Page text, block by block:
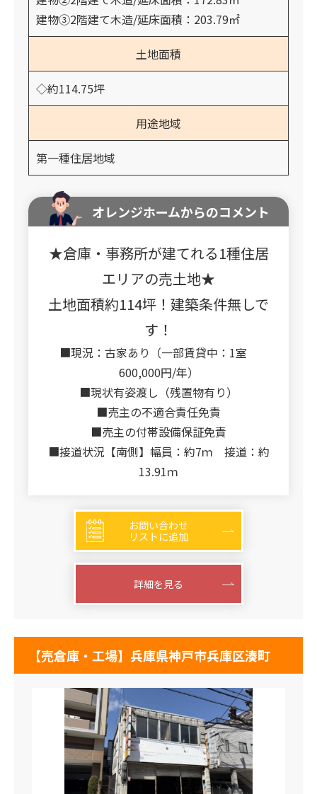
建物③2階建て木造/延床面積：203.79㎡
土地面積
◇約114.75坪
用途地域
第一種住居地域
オレンジホームからのコメント
★倉庫・事務所が建てれる1種住居
エリアの売土地★
土地面積約114坪！建築条件無しで
す！
■現況：古家あり（一部賃貸中：1室
600,000円/年）
■現状有姿渡し（残置物有り）
■売主の不適合責任免責
■売主の付帯設備保証免責
■接道状況【南側】幅員：約7ｍ 接道：約
13.91ｍ
お問い合わせ
リストに追加
詳細を見る
【売倉庫・工場】兵庫県神戸市兵庫区湊町